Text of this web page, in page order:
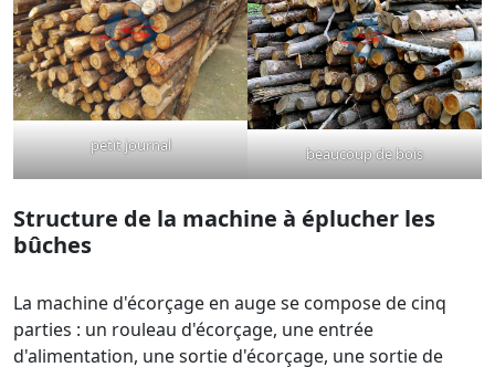
petit journal beaucoup de bois
Structure de la machine à éplucher les
bûches
La machine d'écorçage en auge se compose de cinq
parties : un rouleau d'écorçage, une entrée
d'alimentation, une sortie d'écorçage, une sortie de